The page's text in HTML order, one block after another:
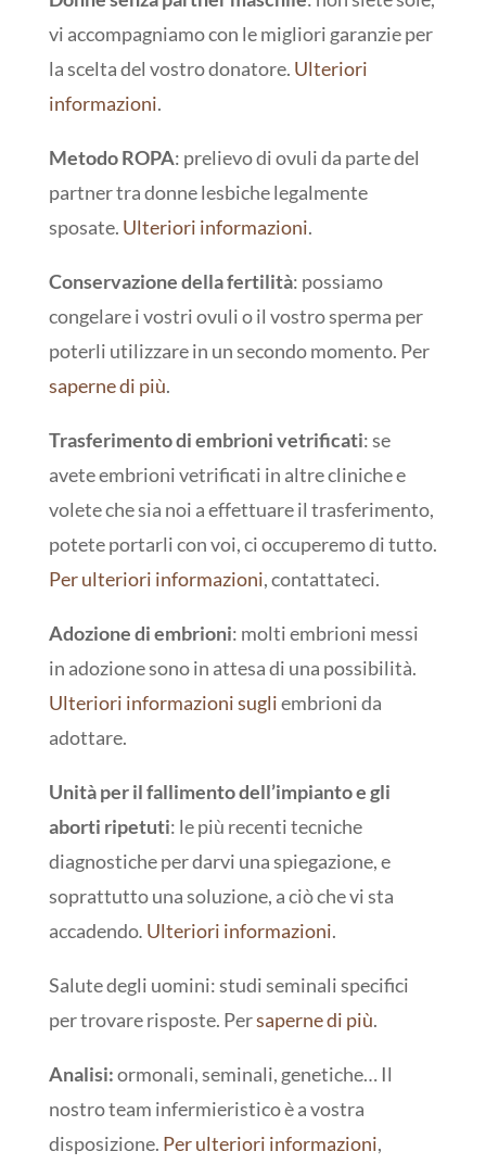
vi accompagniamo con le migliori garanzie per
la scelta del vostro donatore. Ulteriori
informazioni.
Metodo ROPA: prelievo di ovuli da parte del
partner tra donne lesbiche legalmente
sposate. Ulteriori informazioni.
Conservazione della fertilità: possiamo
congelare i vostri ovuli o il vostro sperma per
poterli utilizzare in un secondo momento. Per
saperne di più.
Trasferimento di embrioni vetrificati: se
avete embrioni vetrificati in altre cliniche e
volete che sia noi a effettuare il trasferimento,
potete portarli con voi, ci occuperemo di tutto.
Per ulteriori informazioni, contattateci.
Adozione di embrioni: molti embrioni messi
in adozione sono in attesa di una possibilità.
Ulteriori informazioni sugliembrioni da
adottare.
Unità per il fallimento dell’impianto e gli
aborti ripetuti: le più recenti tecniche
diagnostiche per darvi una spiegazione, e
soprattutto una soluzione, a ciò che vi sta
accadendo. Ulteriori informazioni.
Salute degli uomini: studi seminali specifici
per trovare risposte. Persaperne di più.
Analisi:ormonali, seminali, genetiche… Il
nostro team infermieristico è a vostra
disposizione. Per ulteriori informazioni,